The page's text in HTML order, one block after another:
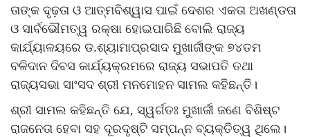
ତାଙ୍କ ଦୃଢ଼ତା ଓ ଆତ୍ମବିଶ୍ୱାସ ପାଇଁ ଦେଶର ଏକତା ଅଖଣ୍ଡତା
ଓ ସାର୍ବଭୌମତ୍ୱ ରକ୍ଷା ହୋଇପାରିଛି ବୋଲି ରାଜ୍ୟ
କାର୍ଯ୍ୟାଳୟରେ ଡ.ଶ୍ୟାମାପ୍ରସାଦ ମୁଖାର୍ଜୀଙ୍କ ୭୪ତମ
ବଳିଦାନ ଦିବସ କାର୍ଯ୍ୟକ୍ରମରେ ରାଜ୍ୟ ସଭାପତି ତଥା
ରାଜ୍ୟସଭା ସାଂସଦ ଶ୍ରୀ ମନମୋହନ ସାମଲ କହିଛନ୍ତି।
ଶ୍ରୀ ସାମଲ କହିଛନ୍ତି ଯେ, ସ୍ୱର୍ଗତଃ ମୁଖାର୍ଜୀ ଜଣେ ବିଶିଷ୍ଟ
ରାଜନେତା ହେବା ସହ ଦୂରଦୃଷ୍ଟି ସମ୍ପନ୍ନ ବ୍ୟକ୍ତିତ୍ୱ ଥିଲେ।